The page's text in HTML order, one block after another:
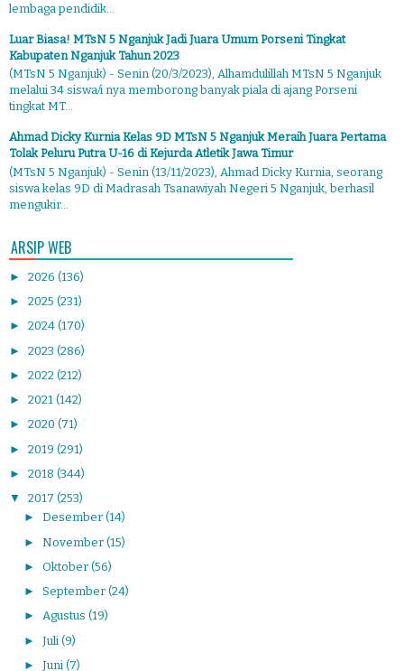
lembaga pendidik...
Luar Biasa! MTsN 5 Nganjuk Jadi Juara Umum Porseni Tingkat
Kabupaten Nganjuk Tahun 2023
(MTsN 5 Nganjuk) - Senin (20/3/2023), Alhamdulillah MTsN 5 Nganjuk
melalui 34 siswa/i nya memborong banyak piala di ajang Porseni
tingkat MT...
Ahmad Dicky Kurnia Kelas 9D MTsN 5 Nganjuk Meraih Juara Pertama
Tolak Peluru Putra U-16 di Kejurda Atletik Jawa Timur
(MTsN 5 Nganjuk) - Senin (13/11/2023), Ahmad Dicky Kurnia, seorang
siswa kelas 9D di Madrasah Tsanawiyah Negeri 5 Nganjuk, berhasil
mengukir...
ARSIP WEB
► 2026 (136)
► 2025 (231)
► 2024 (170)
► 2023 (286)
► 2022 (212)
► 2021 (142)
► 2020 (71)
► 2019 (291)
► 2018 (344)
▼ 2017 (253)
► Desember (14)
► November (15)
► Oktober (56)
► September (24)
► Agustus (19)
► Juli (9)
► Juni (7)